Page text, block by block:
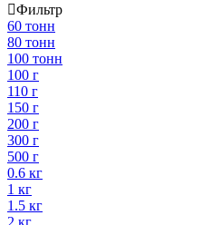
Фильтр
60 тонн
80 тонн
100 тонн
100 г
110 г
150 г
200 г
300 г
500 г
0.6 кг
1 кг
1.5 кг
2 кг